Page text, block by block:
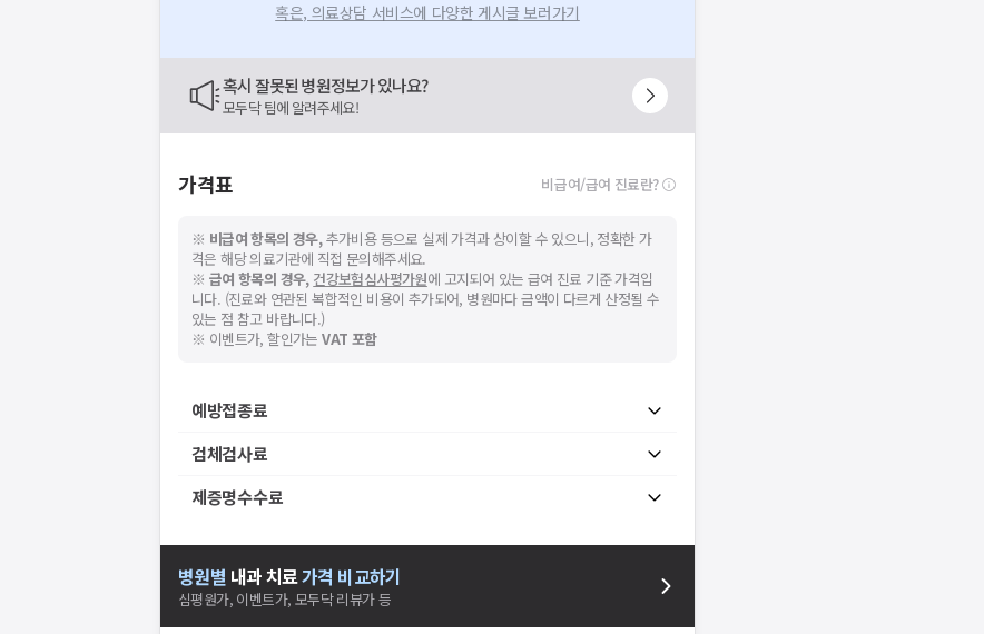
혹은, 의료상담 서비스에 다양한 게시글 보러가기
혹시 잘못된 병원정보가 있나요?
모두닥 팀에 알려주세요!
가격표 비급여/급여 진료란?
※ 비급여 항목의 경우,추가비용 등으로 실제 가격과 상이할 수 있으니, 정확한 가
격은 해당 의료기관에 직접 문의해주세요.
※ 급여 항목의 경우, 건강보험심사평가원에 고지되어 있는 급여 진료 기준 가격입
니다. (진료와 연관된 복합적인 비용이 추가되어, 병원마다 금액이 다르게 산정될 수
있는 점 참고 바랍니다.)
※ 이벤트가, 할인가는VAT 포함
예방접종료
검체검사료
제증명수수료
병원별 내과치료가격 비교하기
심평원가, 이벤트가, 모두닥 리뷰가 등